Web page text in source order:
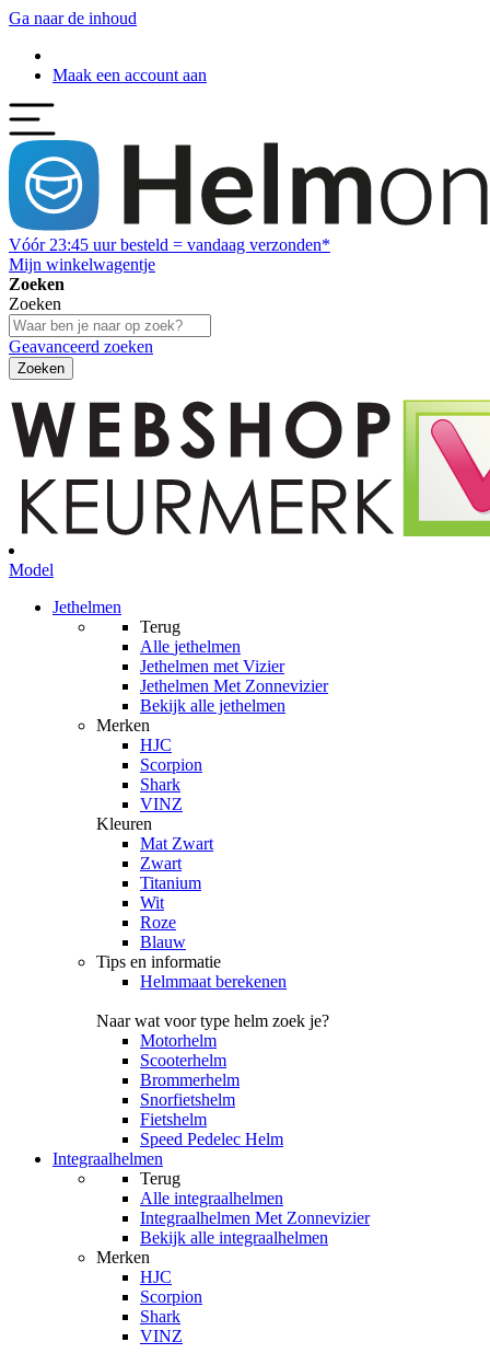
Ga naar de inhoud
Maak een account aan
Vóór 23:45 uur besteld = vandaag verzonden*
Mijn winkelwagentje
Zoeken
Zoeken
Geavanceerd zoeken
Zoeken
Model
Jethelmen
Terug
Alle jethelmen
Jethelmen met Vizier
Jethelmen Met Zonnevizier
Bekijk alle jethelmen
Merken
HJC
Scorpion
Shark
VINZ
Kleuren
Mat Zwart
Zwart
Titanium
Wit
Roze
Blauw
Tips en informatie
Helmmaat berekenen
Naar wat voor type helm zoek je?
Motorhelm
Scooterhelm
Brommerhelm
Snorfietshelm
Fietshelm
Speed Pedelec Helm
Integraalhelmen
Terug
Alle integraalhelmen
Integraalhelmen Met Zonnevizier
Bekijk alle integraalhelmen
Merken
HJC
Scorpion
Shark
VINZ